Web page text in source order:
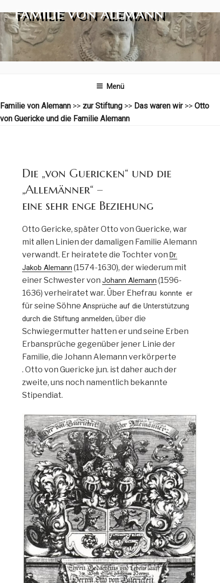
Inhalt
springen
FAMILIE VON ALEMANN
Menü
Familie von Alemann >> zur Stiftung >> Das waren wir>> Otto
von Guericke und die Familie Alemann
Die „von Guericken“ und die
„Allemänner“ –
eine sehr enge Beziehung
Otto Gericke, später Otto von Guericke, war
mit allen Linien der damaligen Familie Alemann
verwandt. Er heiratete die Tochter von Dr.
Jakob Alemann (1574-1630), der wiederum mit
einer Schwester von Johann Alemann (1596-
1636) verheiratet war. Über Ehefrau konnte er
für seine Söhne Ansprüche auf die Unterstützung
durch die Stiftung anmelden, über die
Schwiegermutter hatten er und seine Erben
Erbansprüche gegenüber jener Linie der
Familie, die Johann Alemann verkörperte
. Otto von Guericke jun. ist daher auch der
zweite, uns noch namentlich bekannte
Stipendiat.